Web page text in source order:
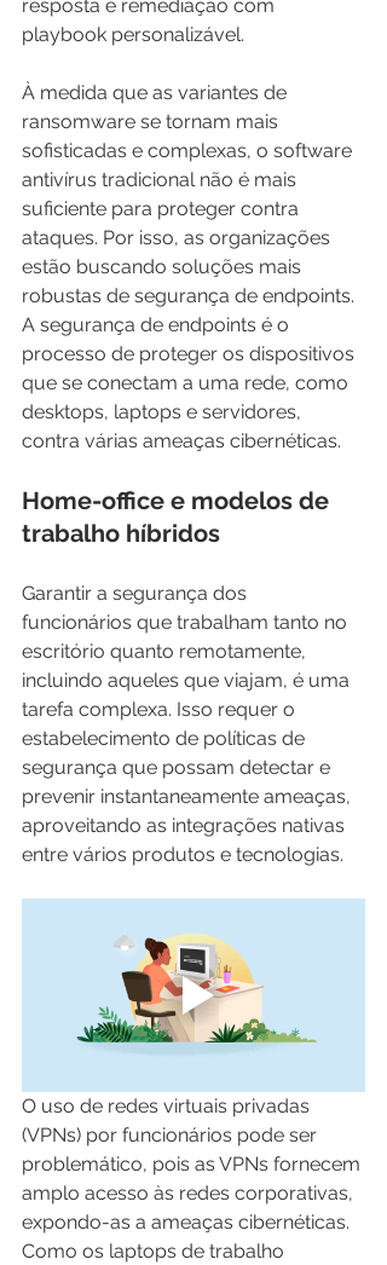
resposta e remediação com
playbook personalizável.
À medida que as variantes de
ransomware se tornam mais
sofisticadas e complexas, o software
antivírus tradicional não é mais
suficiente para proteger contra
ataques. Por isso, as organizações
estão buscando soluções mais
robustas de segurança de endpoints.
A segurança de endpoints é o
processo de proteger os dispositivos
que se conectam a uma rede, como
desktops, laptops e servidores,
contra várias ameaças cibernéticas.
Home-office e modelos de
trabalho híbridos
Garantir a segurança dos
funcionários que trabalham tanto no
escritório quanto remotamente,
incluindo aqueles que viajam, é uma
tarefa complexa. Isso requer o
estabelecimento de políticas de
segurança que possam detectar e
prevenir instantaneamente ameaças,
aproveitando as integrações nativas
entre vários produtos e tecnologias.
O uso de redes virtuais privadas
(VPNs) por funcionários pode ser
problemático, pois as VPNs fornecem
amplo acesso às redes corporativas,
expondo-as a ameaças cibernéticas.
Como os laptops de trabalho